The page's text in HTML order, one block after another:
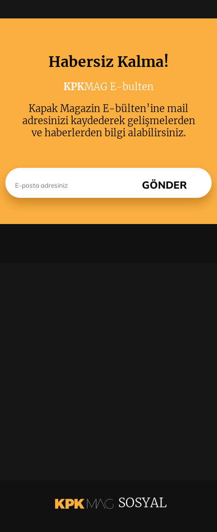
Habersiz Kalma!
KPKMAG E-bulten
Kapak Magazin E-bülten’ine mail
adresinizi kaydederek gelişmelerden
ve haberlerden bilgi alabilirsiniz.
SOSYAL